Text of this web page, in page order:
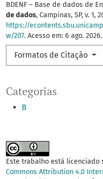
Categorias
B
BDENF – Base de dados de
de dados, Campinas, SP, v. 1,
https://
w/207. Acesso em: 6 ago. 2026.
Formatos de Citação
Este trabalho está licenciado
Commons Attribution 4.0